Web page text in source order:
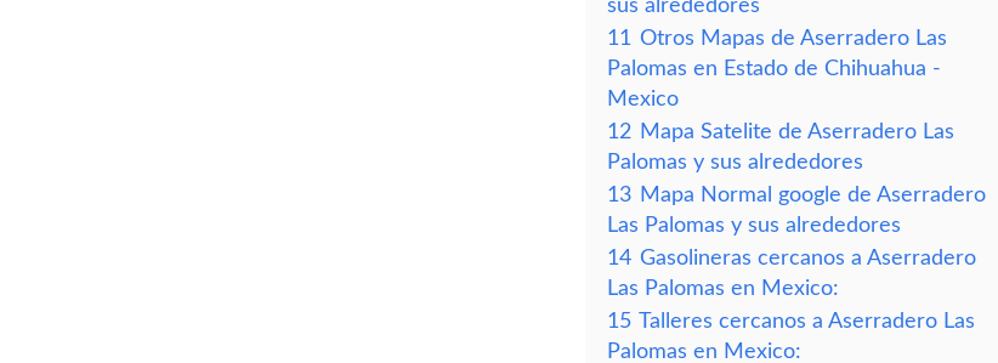
sus alrededores
11 Otros Mapas de Aserradero Las
Palomas en Estado de Chihuahua -
Mexico
12 Mapa Satelite de Aserradero Las
Palomas y sus alrededores
13 Mapa Normal google de Aserradero
Las Palomas y sus alrededores
14 Gasolineras cercanos a Aserradero
Las Palomas en Mexico:
15 Talleres cercanos a Aserradero Las
Palomas en Mexico: